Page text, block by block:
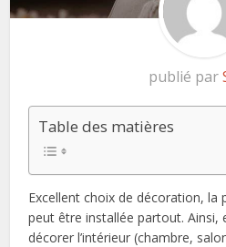
publié par
Table des matières
Excellent choix de décoration, la
peut être installée partout. Ainsi,
décorer l’intérieur (chambre,